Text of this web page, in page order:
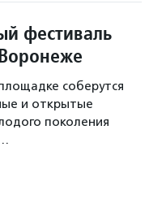
фестиваль
соберутся
и открытые
поколения